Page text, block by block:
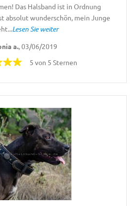
Das Halsband ist in Ordnung
absolut wunderschön, mein Junge
Lesen Sie weiter
a., 03/06/2019
5 von 5 Sternen